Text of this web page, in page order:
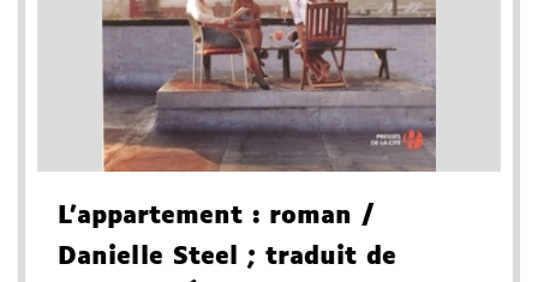
L'appartement : roman /
Danielle Steel
; traduit de